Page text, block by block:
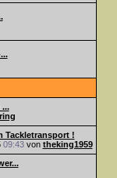
...
Tackletransport !
09:43von theking1959